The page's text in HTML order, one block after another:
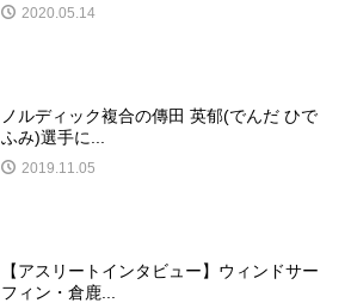
2020.05.14
ノルディック複合の傳田 英郁(でんだ ひで
ふみ)選手に...
2019.11.05
【アスリートインタビュー】ウィンドサー
フィン・倉鹿...